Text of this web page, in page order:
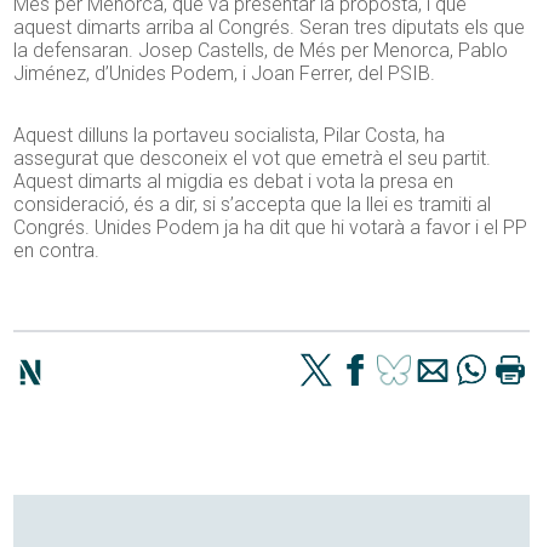
aquest dimarts arriba al Congrés. Seran tres diputats els que
la defensaran. Josep Castells, de Més per Menorca, Pablo
Jiménez, d’Unides Podem, i Joan Ferrer, del PSIB.
Aquest dilluns la portaveu socialista, Pilar Costa, ha
assegurat que desconeix el vot que emetrà el seu partit.
Aquest dimarts al migdia es debat i vota la presa en
consideració, és a dir, si s’accepta que la llei es tramiti al
Congrés. Unides Podem ja ha dit que hi votarà a favor i el PP
en contra.